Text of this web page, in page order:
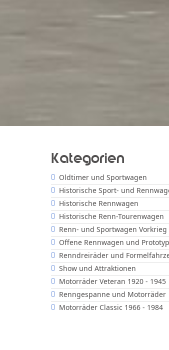
Kategorien
Oldtimer und Sportwagen
Historische Sport- und
Historische Rennwagen
Historische Renn-Tourenwagen
Renn- und Sportwagen Vorkrieg
Offene Rennwagen und
Renndreiräder und
Show und Attraktionen
Motorräder Veteran 1920 - 1945
Renngespanne und Motorräder
Motorräder Classic 1966 - 1984